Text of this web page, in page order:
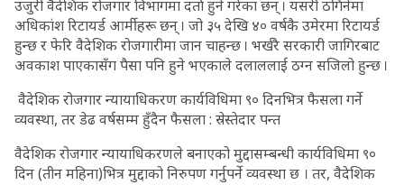
उजुरी वैदेशिक रोजगार विभागमा दर्ता हुने गरेका छन् । यसरी ठगिनेमा
अधिकांश रिटायर्ड आर्मीहरू छन् । जो ३५ देखि ४० वर्षकै उमेरमा रिटायर्ड
हुन्छ र फेरि वैदेशिक रोजगारीमा जान चाहन्छ । भर्खरै सरकारी जागिरबाट
अवकाश पाएकासँग पैसा पनि हुने भएकाले दलाललाई ठग्न सजिलो हुन्छ ।
वैदेशिक रोजगार न्यायाधिकरण कार्यविधिमा ९० दिनभित्र फैसला गर्ने
व्यवस्था, तर डेढ वर्षसम्म हुँदैन फैसला : स्रेस्तेदार पन्त
वैदेशिक रोजगार न्यायाधिकरणले बनाएको मुद्दासम्बन्धी कार्यविधिमा ९०
दिन (तीन महिना)भित्र मुद्दाको निरुपण गर्नुपर्ने व्यवस्था छ । तर, वैदेशिक